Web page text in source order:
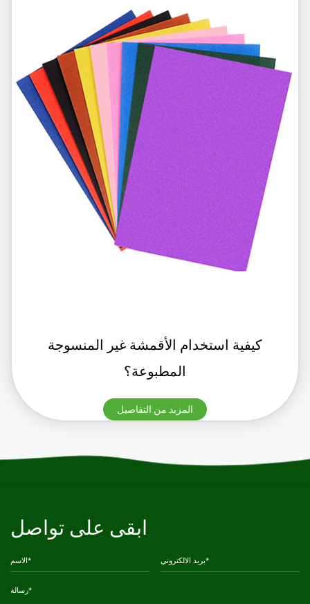
كيفية استخدام الأقمشة غير المنسوجة
المطبوعة؟
المزيد من التفاصيل
ابقى على تواصل